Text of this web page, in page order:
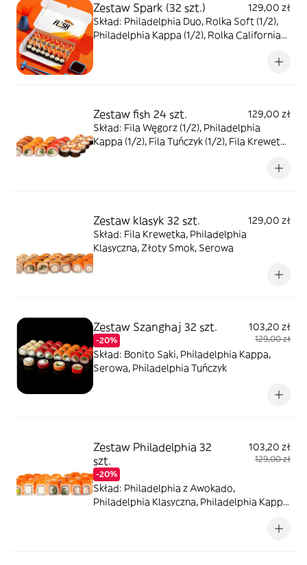
Zestaw Spark (32 szt.)
129,00 zł
Skład: Philadelphia Duo, Rolka Soft (1/2),
Philadelphia Kappa (1/2), Rolka California
Zestaw fish 24 szt.
129,00 zł
Skład: Fila Węgorz (1/2), Philadelphia
Kappa (1/2), Fila Tuńczyk (1/2), Fila Krewetka
Zestaw klasyk 32 szt.
129,00 zł
Skład: Fila Krewetka, Philadelphia
Klasyczna, Złoty Smok, Serowa
Zestaw Szanghaj 32 szt.
-20%
103,20 zł
129,00 zł
Skład: Bonito Saki, Philadelphia Kappa,
Serowa, Philadelphia Tuńczyk
Zestaw Philadelphia 32
szt.
-20%
103,20 zł
129,00 zł
Skład: Philadelphia z Awokado,
Philadelphia Klasyczna, Philadelphia Kappa,